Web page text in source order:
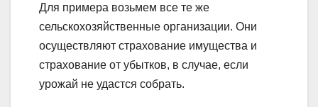
Для примера возьмем все те же
сельскохозяйственные организации. Они
осуществляют страхование имущества и
страхование от убытков, в случае, если
урожай не удастся собрать.